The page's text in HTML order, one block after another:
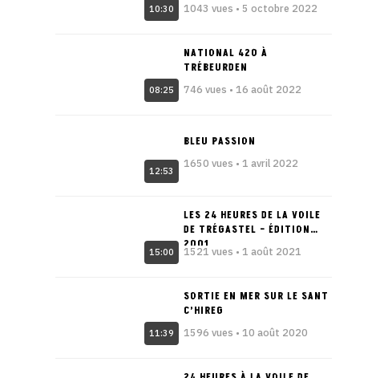
10:30 1043 vues • 5 octobre 2022
08:25
NATIONAL 420 À
TRÉBEURDEN
746 vues • 16 août 2022
12:53
BLEU PASSION
1650 vues • 1 avril 2022
15:00
LES 24 HEURES DE LA VOILE
DE TRÉGASTEL – ÉDITION
2001
1521 vues • 1 août 2021
11:39
SORTIE EN MER SUR LE SANT
C’HIREG
1596 vues • 10 août 2020